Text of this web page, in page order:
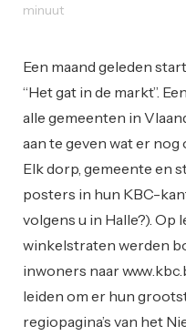
minuut
Een maand geleden
“Het gat in de markt”.
alle gemeenten in
aan te geven wat er
Elk dorp, gemeente en
posters in hun KBC-
volgens u in Halle?). Op
winkelstraten werden
inwoners naar
leiden om er hun
regiopagina’s van het